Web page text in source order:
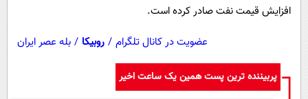
افزایش قیمت نفت صادر کرده است.
عضویت در کانال تلگرام / روبیکا / بله عصر ایران
پربیننده ترین پست همین یک ساعت اخیر